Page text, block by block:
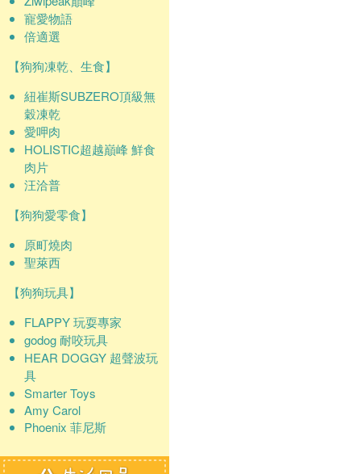
寵愛物語
倍適選
【狗狗凍乾、生食】
紐崔斯SUBZERO頂級無
穀凍乾
愛呷肉
HOLISTIC超越巔峰 鮮食
肉片
汪洽普
【狗狗愛零食】
原町燒肉
聖萊西
【狗狗玩具】
FLAPPY 玩耍專家
godog 耐咬玩具
HEAR DOGGY 超聲波玩
具
Smarter Toys
Amy Carol
Phoenix 菲尼斯